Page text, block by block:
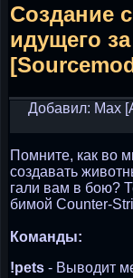
Создание
идущего
Добавил: Max
Помните, как во
создавать
гали вам в бою?
бимой Counter-
Команды:
!pets - Выводит